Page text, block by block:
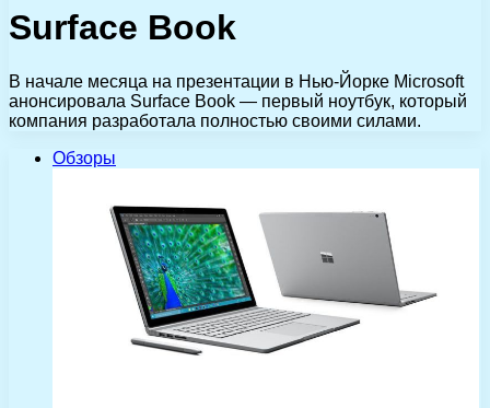
Surface Book
В начале месяца на презентации в Нью-Йорке Microsoft
анонсировала Surface Book — первый ноутбук, который
компания разработала полностью своими силами.
Обзоры